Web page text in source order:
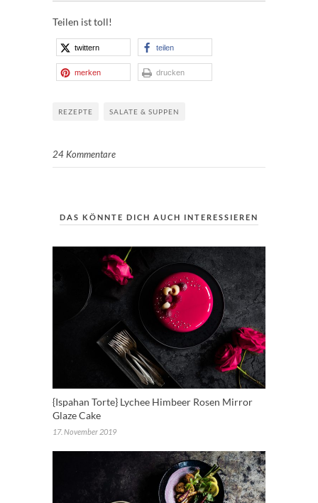
Teilen ist toll!
twittern teilen
merken drucken
REZEPTE SALATE & SUPPEN
24 Kommentare
DAS KÖNNTE DICH AUCH INTERESSIEREN
{Ispahan Torte} Lychee Himbeer Rosen Mirror
Glaze Cake
17. November 2019